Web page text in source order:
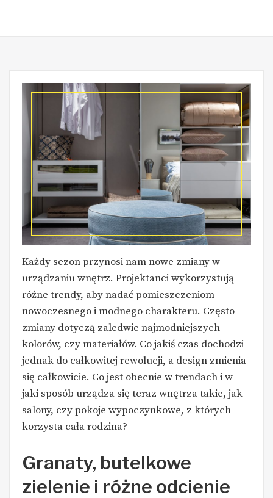
Każdy sezon przynosi nam nowe zmiany w
urządzaniu wnętrz. Projektanci wykorzystują
różne trendy, aby nadać pomieszczeniom
nowoczesnego i modnego charakteru. Często
zmiany dotyczą zaledwie najmodniejszych
kolorów, czy materiałów. Co jakiś czas dochodzi
jednak do całkowitej rewolucji, a design zmienia
się całkowicie. Co jest obecnie w trendach i w
jaki sposób urządza się teraz wnętrza takie, jak
salony, czy pokoje wypoczynkowe, z których
korzysta cała rodzina?
Granaty, butelkowe
zielenie i różne odcienie